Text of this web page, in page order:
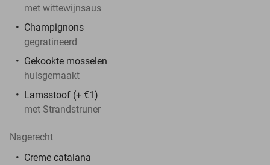
met wittewijnsaus
Champignons
gegratineerd
Gekookte mosselen
huisgemaakt
Lamsstoof (+ €1)
met Strandstruner
Nagerecht
Creme catalana